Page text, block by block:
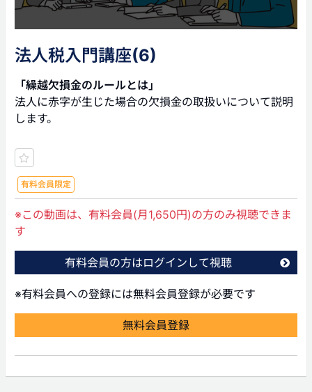
法人税入門講座(6)
「繰越欠損金のルールとは」
法人に赤字が生じた場合の欠損金の取扱いについて説明
します。
有料会員限定
※この動画は、有料会員(月1,650円)の方のみ視聴できま
す
有料会員の方はログインして視聴
※有料会員への登録には無料会員登録が必要です
無料会員登録
前の動画